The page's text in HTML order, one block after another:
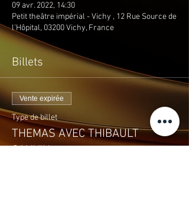
09 avr. 2022, 14:30
Petit theâtre impérial - Vichy , 12 Rue Source de
l'Hôpital, 03200 Vichy, France
Billets
Vente expirée
Type de billet
THEMAS AVEC THIBAULT
CAUVIN